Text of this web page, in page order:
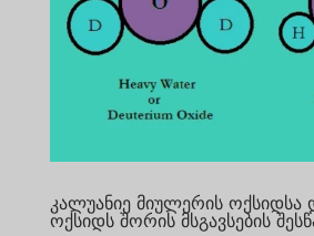
კალუანიე მიულერის ოქსიდსა
ოქსიდს შორის მსგავსების